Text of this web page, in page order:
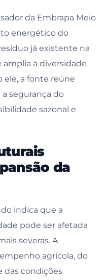
da Embrapa Meio
energético do
já existente na
amplia a diversidade
ele, a fonte reúne
segurança do
sazonal e
da
indica que a
pode ser afetada
severas. A
agrícola, do
das condições